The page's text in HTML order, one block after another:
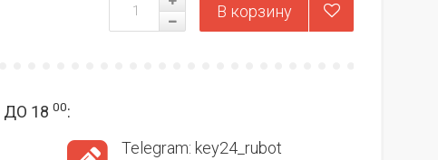
ДО 18 00:
Telegram: key24_rubot